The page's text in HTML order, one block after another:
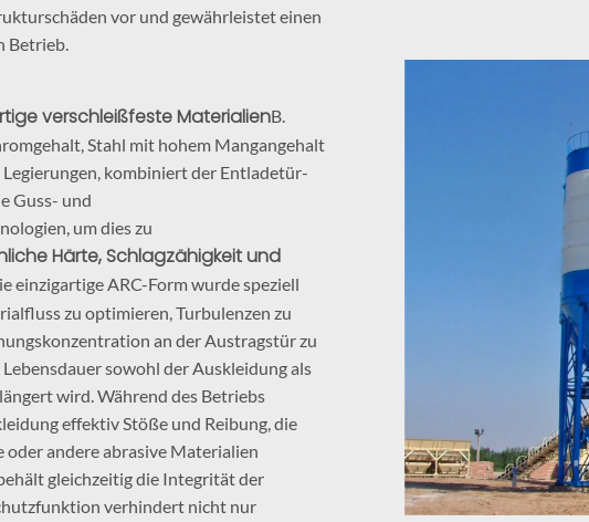
vor und gewährleistet einen
Betrieb.
verschleißfeste MaterialienB.
Stahl mit hohem Mangangehalt
kombiniert der Entladetür-
Guss- und
um dies zu
Härte, Schlagzähigkeit und
einzigartige ARC-Form wurde speziell
zu optimieren, Turbulenzen zu
an der Austragstür zu
sowohl der Auskleidung als
wird. Während des Betriebs
effektiv Stöße und Reibung, die
oder andere abrasive Materialien
gleichzeitig die Integrität der
verhindert nicht nur